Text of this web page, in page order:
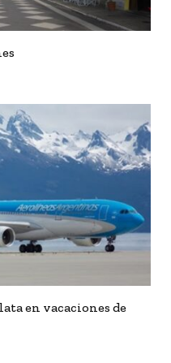
en vacaciones de